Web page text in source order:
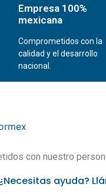
Empresa 100%
mexicana
Comprometidos con la
calidad y el desarrollo
nacional.
con nuestro
ayuda?